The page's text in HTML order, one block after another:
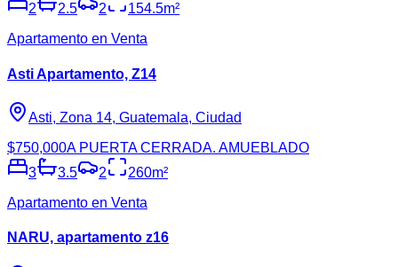
2
2.5 2 154.5m²
Apartamento en Venta
Asti Apartamento, Z14
Asti, Zona 14, Guatemala, Ciudad
$750,000A PUERTA CERRADA. AMUEBLADO
3
3.5 2 260m²
Apartamento en Venta
NARU, apartamento z16